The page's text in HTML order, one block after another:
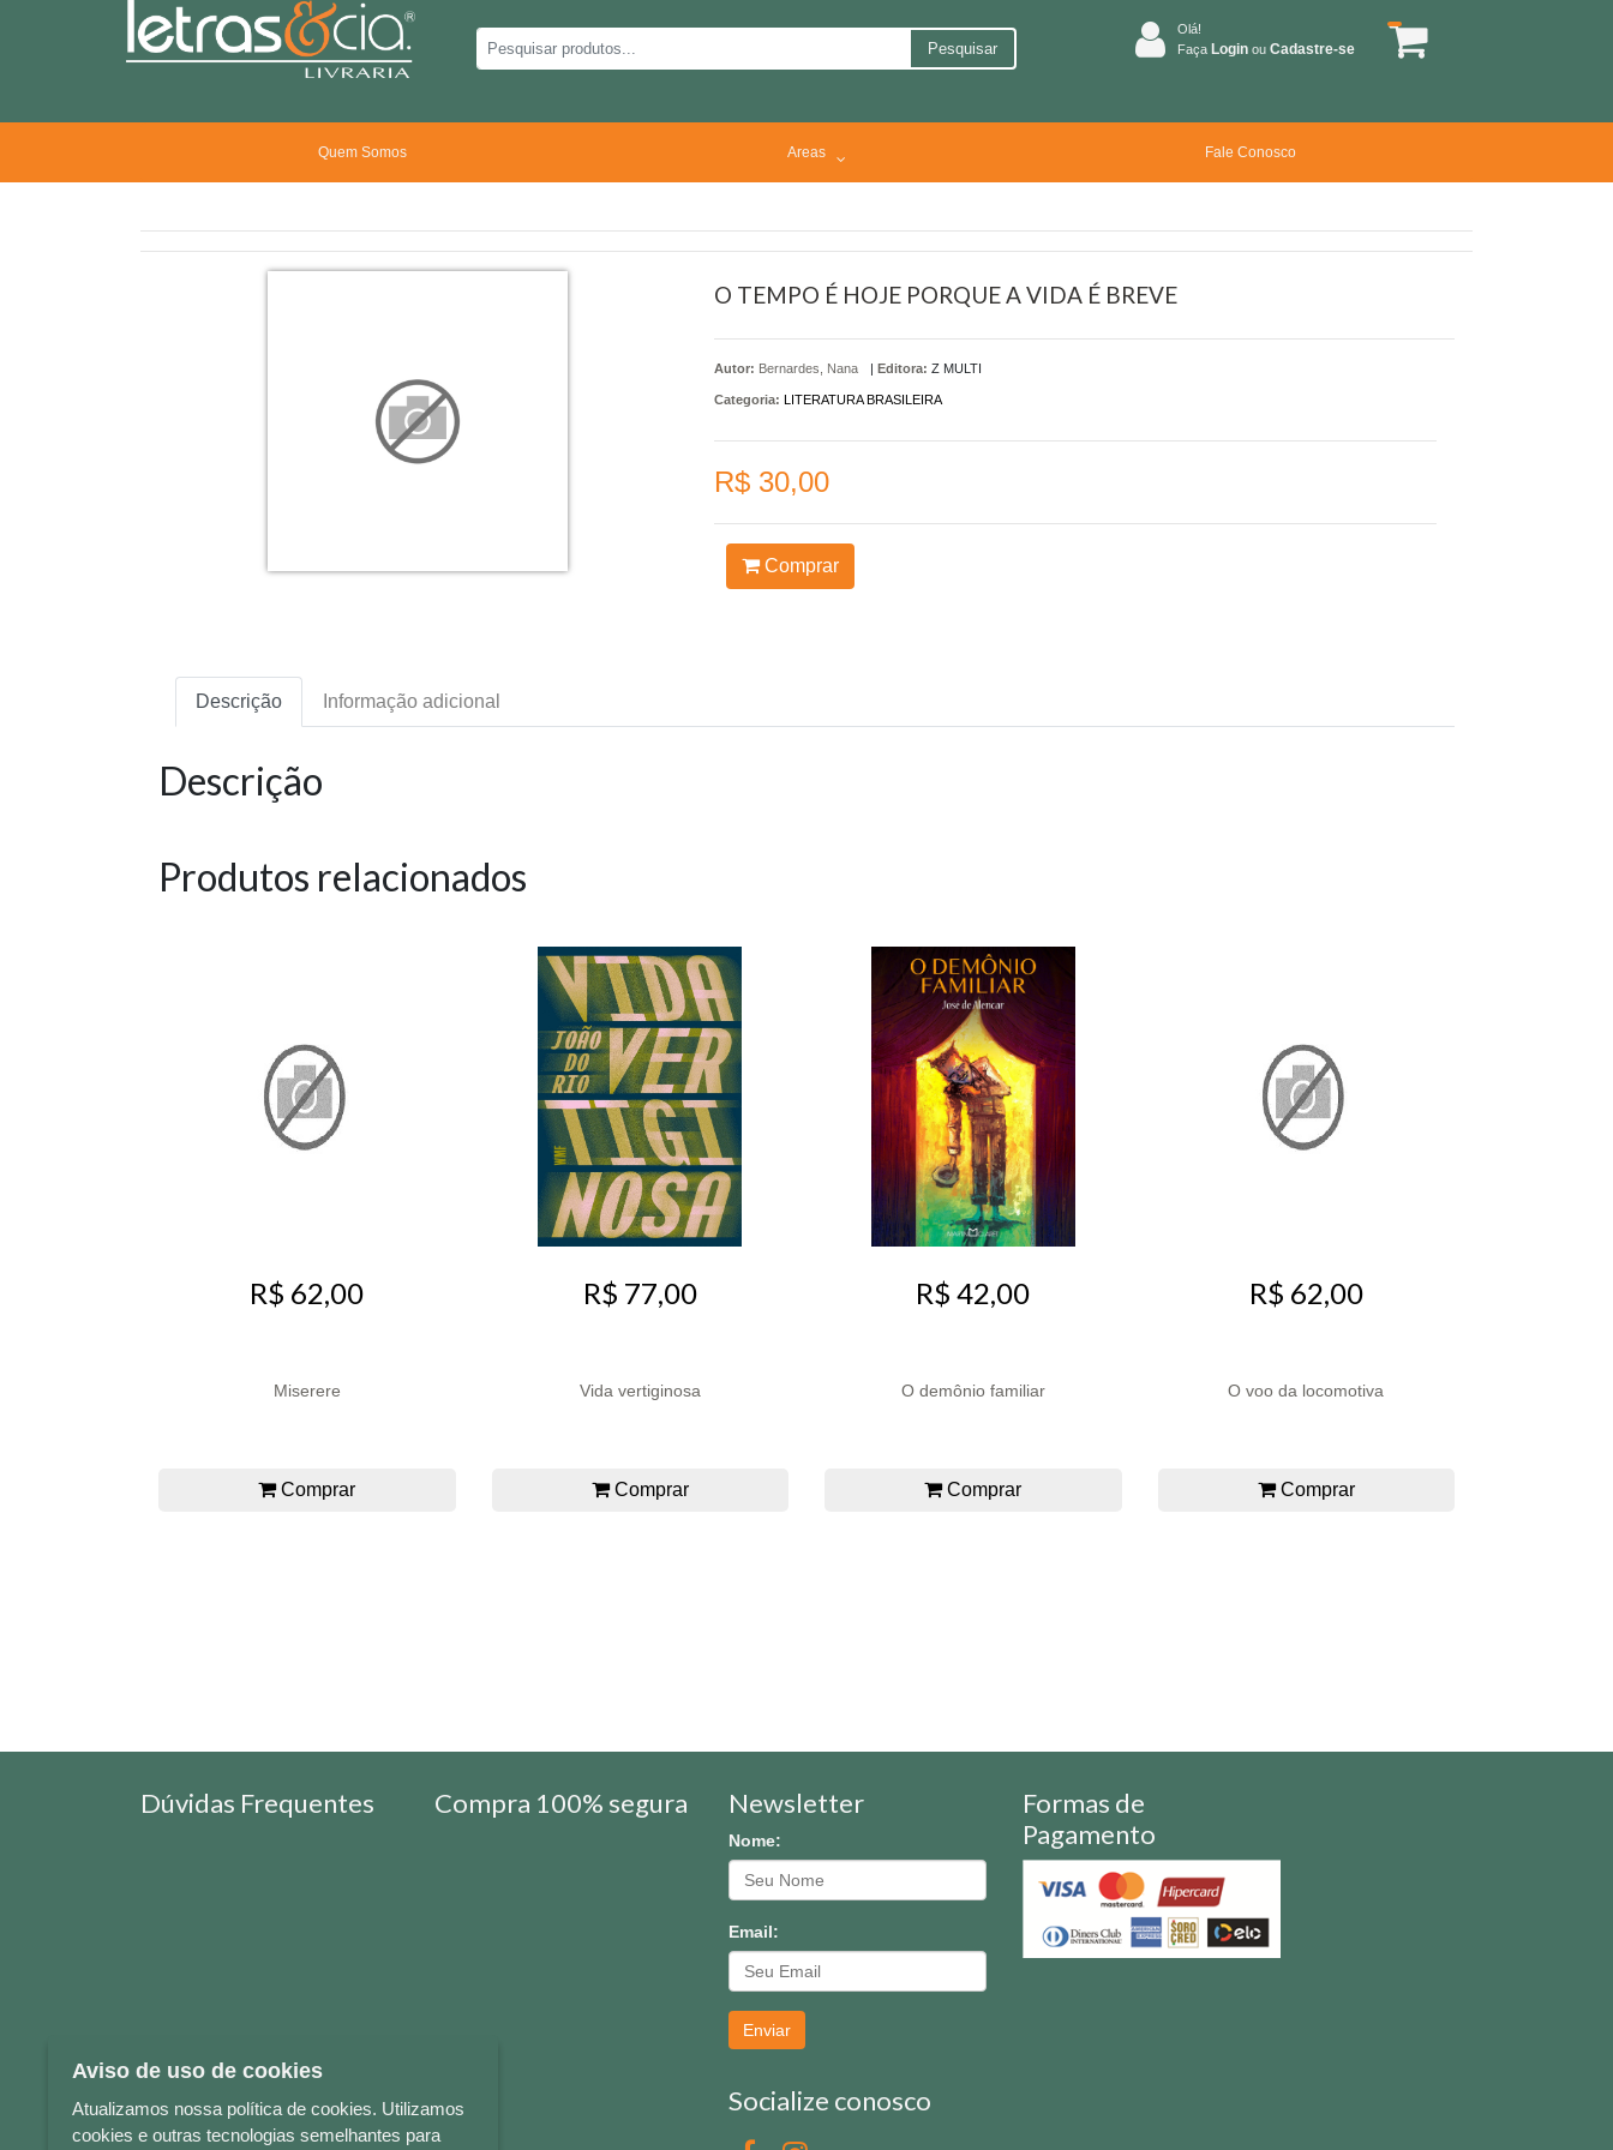
Pesquisar
Olá!
Faça Login ou Cadastre-se
Quem Somos Areas Fale Conosco
O TEMPO É HOJE PORQUE A VIDA É BREVE
Autor: Bernardes, Nana | Editora: Z MULTI
Categoria: LITERATURA BRASILEIRA
R$ 30,00
Comprar
Descrição Informação adicional
Descrição
Produtos relacionados
R$ 62,00
Miserere
Comprar
R$ 77,00
Vida vertiginosa
Comprar
R$ 42,00
O demônio familiar
Comprar
R$ 62,00
O voo da locomotiva
Comprar
Dúvidas Frequentes Compra 100% segura Newsletter
Nome:
Email:
Enviar
Socialize conosco
Formas de
Pagamento
Aviso de uso de cookies
Atualizamos nossa política de cookies. Utilizamos
cookies e outras tecnologias semelhantes para